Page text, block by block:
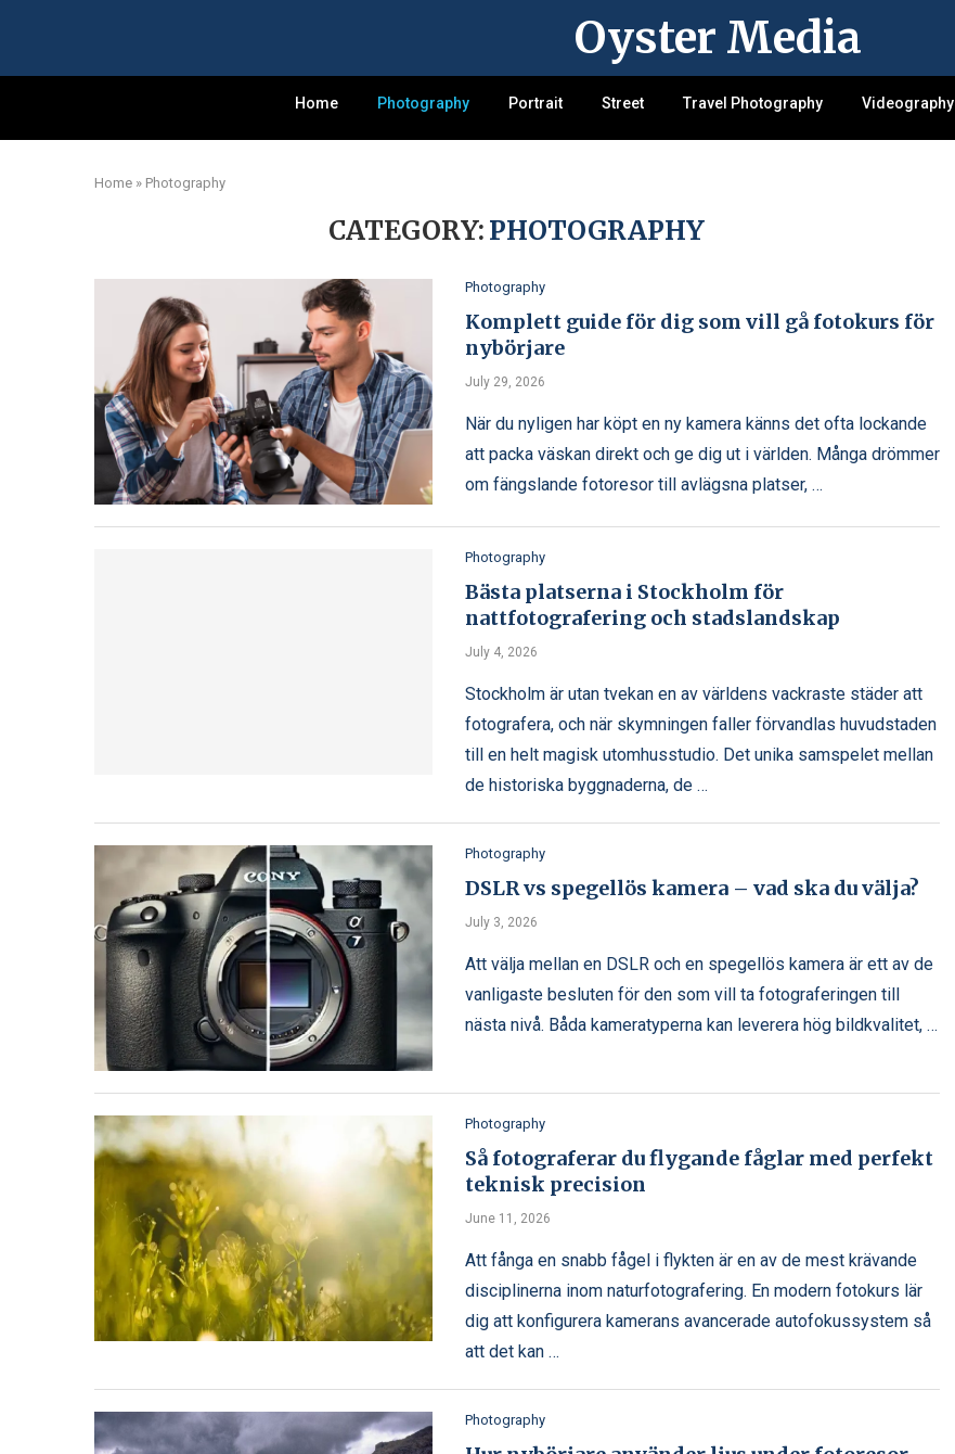
Oyster Media
Home Photography Portrait Street Travel Photography Videography
Home » Photography
CATEGORY:PHOTOGRAPHY
Photography
Komplett guide för dig som vill gå fotokurs för
nybörjare
July 29, 2026
När du nyligen har köpt en ny kamera känns det ofta lockande
att packa väskan direkt och ge dig ut i världen. Många drömmer
om fängslande fotoresor till avlägsna platser, …
Photography
Bästa platserna i Stockholm för
nattfotografering och stadslandskap
July 4, 2026
Stockholm är utan tvekan en av världens vackraste städer att
fotografera, och när skymningen faller förvandlas huvudstaden
till en helt magisk utomhusstudio. Det unika samspelet mellan
de historiska byggnaderna, de …
Photography
DSLR vs spegellös kamera – vad ska du välja?
July 3, 2026
Att välja mellan en DSLR och en spegellös kamera är ett av de
vanligaste besluten för den som vill ta fotograferingen till
nästa nivå. Båda kameratyperna kan leverera hög bildkvalitet, …
Photography
Så fotograferar du flygande fåglar med perfekt
teknisk precision
June 11, 2026
Att fånga en snabb fågel i flykten är en av de mest krävande
disciplinerna inom naturfotografering. En modern fotokurs lär
dig att konfigurera kamerans avancerade autofokussystem så
att det kan …
Photography